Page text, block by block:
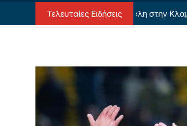
Τελευταίες Ειδήσεις
ο αντικαταστάτης του Τζόλη στην Κλαμπ Μπριζ